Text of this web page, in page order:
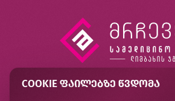
COOKIE ᲤᲐᲘᲚᲔᲑᲖᲔ ᲬᲕᲓᲝᲛᲐ